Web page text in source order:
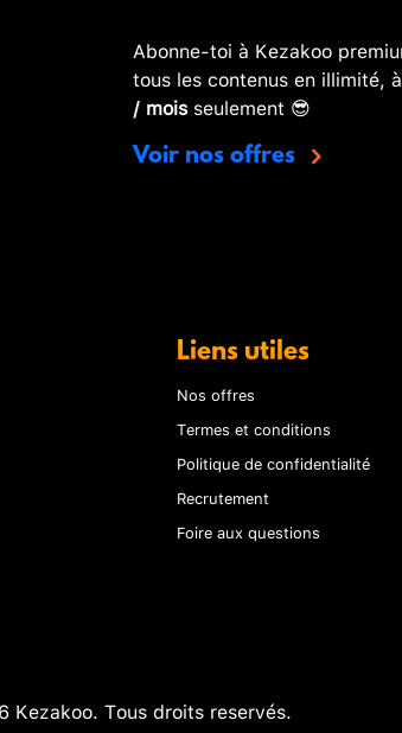
Abonne-toi à Kezakoo
tous les contenus en illimité,
/ moisseulement 😎
Voir nos offres
Liens utiles
Nos offres
Termes et conditions
Politique de confidentialité
Recrutement
Foire aux questions
Kezakoo. Tous droits reservés.